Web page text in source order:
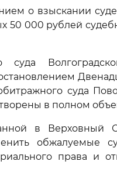
о взыскании
50 000 рублей
суда
суда
в полном
в Верховный
обжалуемые
права и